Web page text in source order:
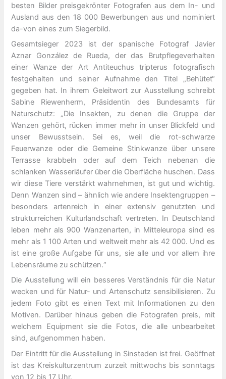
besten Bilder preisgekrönter Fotografen aus dem In- und
Ausland aus den 18 000 Bewerbungen aus und nominiert
da-von eines zum Siegerbild.
Gesamtsieger 2023 ist der spanische Fotograf Javier
Aznar González de Rueda, der das Brutpflegeverhalten
einer Wanze der Art Antiteuchus tripterus fotografisch
festgehalten und seiner Aufnahme den Titel „Behütet“
gegeben hat. In ihrem Geleitwort zur Ausstellung schreibt
Sabine Riewenherm, Präsidentin des Bundesamts für
Naturschutz: „Die Insekten, zu denen die Gruppe der
Wanzen gehört, rücken immer mehr in unser Blickfeld und
unser Bewusstsein. Sei es, weil die rot-schwarze
Feuerwanze oder die Gemeine Stinkwanze über unsere
Terrasse krabbeln oder auf dem Teich nebenan die
schlanken Wasserläufer über die Oberfläche huschen. Dass
wir diese Tiere verstärkt wahrnehmen, ist gut und wichtig.
Denn Wanzen sind – ähnlich wie andere Insektengruppen –
besonders artenreich in einer extensiv genutzten und
strukturreichen Kulturlandschaft vertreten. In Deutschland
leben mehr als 900 Wanzenarten, in Mitteleuropa sind es
mehr als 1 100 Arten und weltweit mehr als 42 000. Und es
ist eine große Aufgabe für uns, sie alle und vor allem ihre
Lebensräume zu schützen.“
Die Ausstellung will ein besseres Verständnis für die Natur
wecken und für Natur- und Artenschutz sensibilisieren. Zu
jedem Foto gibt es einen Text mit Informationen zu den
Motiven. Darüber hinaus geben die Fotografen preis, mit
welchem Equipment sie die Fotos, die alle unbearbeitet
sind, aufgenommen haben.
Der Eintritt für die Ausstellung in Sinsteden ist frei. Geöffnet
ist das Kreiskulturzentrum zurzeit mittwochs bis sonntags
von 12 bis 17 Uhr.